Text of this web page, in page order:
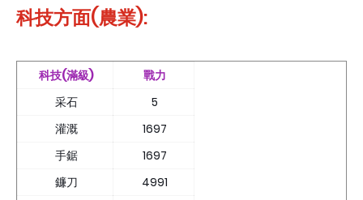
科技方面(農業):
科技(滿級)
戰力
采石
5
灌溉
1697
手鋸
1697
鐮刀
4991